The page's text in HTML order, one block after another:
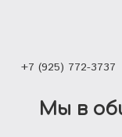
+7 (925) 772-3737
Мы в